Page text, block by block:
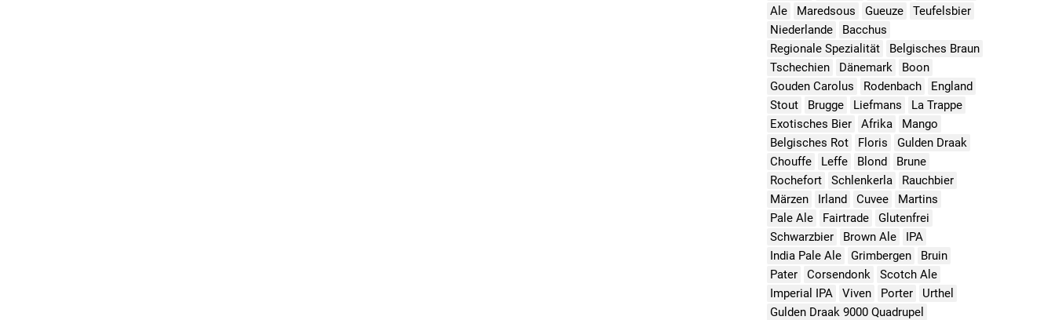
Ale
Maredsous Gueuze
Teufelsbier
Niederlande
Bacchus
Regionale Spezialität
Belgisches Braun
Tschechien
Dänemark
Boon
Gouden Carolus
Rodenbach
England
Stout
Brugge Liefmans
La Trappe
Exotisches Bier
Afrika
Mango
Belgisches Rot
Floris
Gulden Draak
Chouffe
Leffe Blond
Brune
Rochefort
Schlenkerla
Rauchbier
Märzen
Irland Cuvee
Martins
Pale Ale
Fairtrade
Glutenfrei
Schwarzbier
Brown Ale
IPA
India Pale Ale
Grimbergen
Bruin
Pater
Corsendonk
Scotch Ale
Imperial IPA
Viven Porter
Urthel
Gulden Draak 9000 Quadrupel